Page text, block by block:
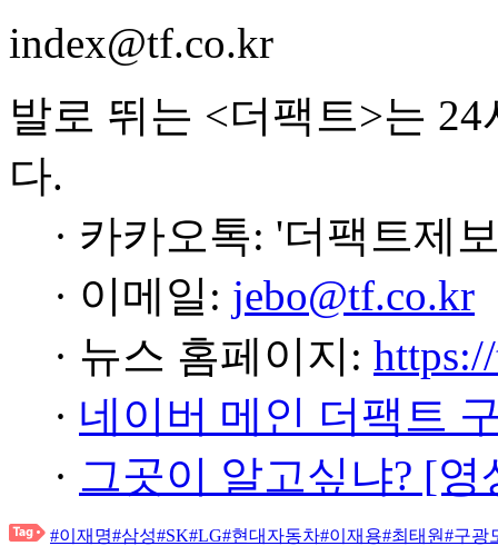
index@tf.co.kr
발로 뛰는 <더팩트>는
다.
· 카카오톡: '더팩트제
· 이메일: jebo@tf.co.kr
· 뉴스 홈페이지:
· 네이버 메인 더팩트
· 그곳이 알고싶냐? [
#이재명#삼성#SK#LG#현대자동차#이재용#최태원#구광